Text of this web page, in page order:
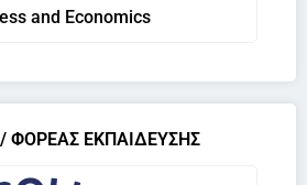
and Economics
ΦΟΡΕΑΣ ΕΚΠΑΙΔΕΥΣΗΣ